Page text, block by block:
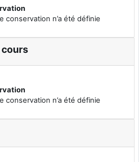
conservation n’a été définie
conservation n’a été définie